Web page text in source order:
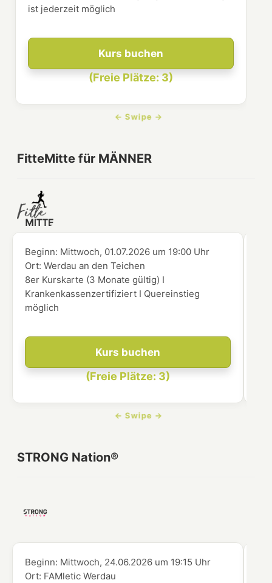
Kurs buchen
(Freie Plätze: 3)
ist jederzeit möglich
FitteMitte für MÄNNER
Kurs buchen
(Freie Plätze: 3)
Beginn: Mittwoch, 01.07.2026 um 19:00 Uhr
Ort:Werdau an den Teichen
8er Kurskarte (3 Monate gültig) I
Krankenkassenzertifiziert I Quereinstieg
möglich
STRONG Nation®
Beginn: Mittwoch, 24.06.2026 um 19:15 Uhr
Ort: FAMletic Werdau